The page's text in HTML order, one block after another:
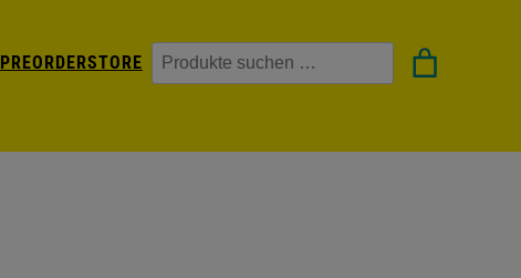
PREORDERSTORE Suchen